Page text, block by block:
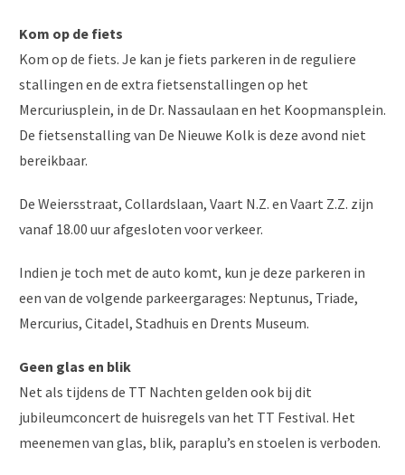
Kom op de fiets
Kom op de fiets. Je kan je fiets parkeren in de reguliere
stallingen en de extra fietsenstallingen op het
Mercuriusplein, in de Dr. Nassaulaan en het Koopmansplein.
De fietsenstalling van De Nieuwe Kolk is deze avond niet
bereikbaar.
De Weiersstraat, Collardslaan, Vaart N.Z. en Vaart Z.Z. zijn
vanaf 18.00 uur afgesloten voor verkeer.
Indien je toch met de auto komt, kun je deze parkeren in
een van de volgende parkeergarages: Neptunus, Triade,
Mercurius, Citadel, Stadhuis en Drents Museum.
Geen glas en blik
Net als tijdens de TT Nachten gelden ook bij dit
jubileumconcert de huisregels van het TT Festival. Het
meenemen van glas, blik, paraplu’s en stoelen is verboden.